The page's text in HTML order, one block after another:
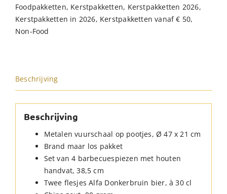
Foodpakketten, Kerstpakketten, Kerstpakketten 2026,
Kerstpakketten in 2026, Kerstpakketten vanaf € 50,
Non-Food
Beschrijving
Beschrijving
Metalen vuurschaal op pootjes, Ø 47 x 21 cm
Brand maar los pakket
Set van 4 barbecuespiezen met houten
handvat, 38,5 cm
Twee flesjes Alfa Donkerbruin bier, à 30 cl